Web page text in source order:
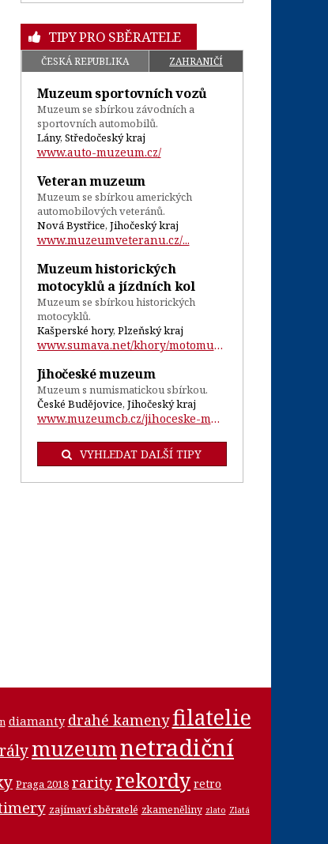
TIPY PRO SBĚRATELE
ČESKÁ REPUBLIKA ZAHRANIČÍ
Muzeum sportovních vozů
Muzeum se sbírkou závodních a
sportovních automobilů.
Lány, Středočeský kraj
www.auto-muzeum.cz/
Veteran muzeum
Muzeum se sbírkou amerických
automobilových veteránů.
Nová Bystřice, Jihočeský kraj
www.muzeumveteranu.cz/...
Muzeum historických
motocyklů a jízdních kol
Muzeum se sbírkou historických
motocyklů.
Kašperské hory, Plzeňský kraj
www.sumava.net/khory/motomuzeum/...
Jihočeské muzeum
Muzeum s numismatickou sbírkou.
České Budějovice, Jihočeský kraj
www.muzeumcb.cz/jihoceske-muzeum/sbirky-...
VYHLEDAT DALŠÍ TIPY
diamanty drahé kamenyfilatelie
muzeumnetradiční
Praga 2018 rarity rekordy retro
zajímaví sběratelé zkameněliny zlato Zlatá